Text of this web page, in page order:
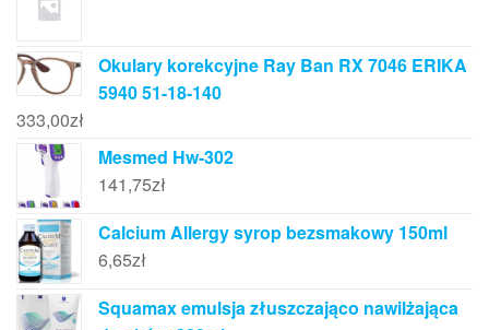
Okulary korekcyjne Ray Ban RX 7046 ERIKA
5940 51-18-140
333,00zł
Mesmed Hw-302
141,75zł
Calcium Allergy syrop bezsmakowy 150ml
6,65zł
Squamax emulsja złuszczająco nawilżająca